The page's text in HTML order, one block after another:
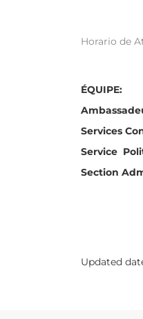
Horario de
ÉQUIPE:
Services
Service
Section
Updated